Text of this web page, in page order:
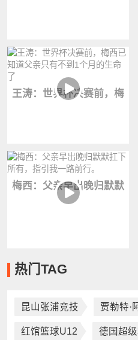
王涛：世界杯决赛前，梅
梅西：父亲早出晚归默默
热门TAG
昆山张浦竞技 贾勒特·
红馆篮球U12 德国超